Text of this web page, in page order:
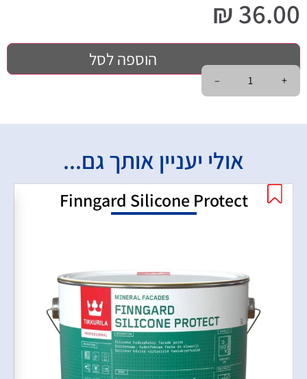
₪36.00
+
–
הוספה לסל
אולי יעניין אותך גם...
Finngard Silicone Protect